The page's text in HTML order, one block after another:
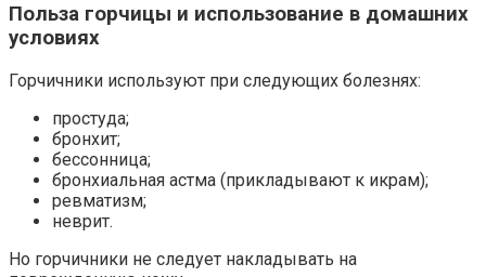
Польза горчицы и использование в домашних
условиях
Горчичники используют при следующих болезнях:
простуда;
бронхит;
бессонница;
бронхиальная астма (прикладывают к икрам);
ревматизм;
неврит.
Но горчичники не следует накладывать на